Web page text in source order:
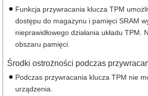
Funkcja przywracania klucza TPM
dostępu do magazynu i pamięci SRAM
nieprawidłowego działania układu TPM.
obszaru pamięci.
Środki ostrożności podczas
Podczas przywracania klucza TPM nie
urządzenia.